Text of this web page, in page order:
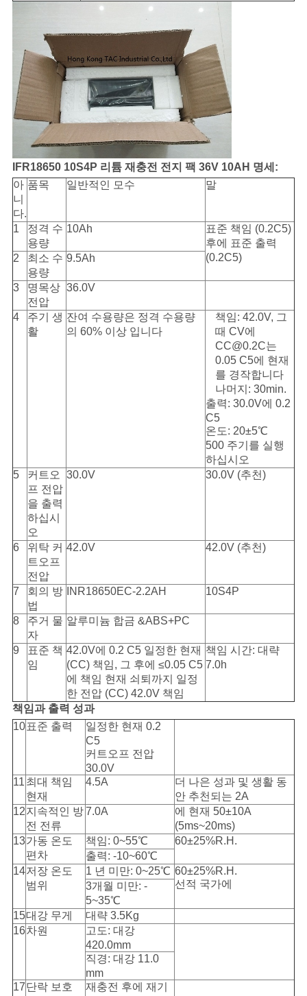
사
이
트
PRIVACY
POLICY
IFR18650 10S4P 리튬 재충전 전지 팩 36V 10AH 명세:
아
니
다.
품목 일반적인 모수 말
1
정격 수
용량
10Ah
표준 책임 (0.2C5)
후에 표준 출력
(0.2C5)
2
최소 수
용량
9.5Ah
3
명목상
전압
36.0V
4
주기 생
활
잔여 수용량은 정격 수용량
의 60% 이상 입니다
책임: 42.0V, 그
때 CV에
CC@0.2C는
0.05 C5에 현재
를 경작합니다
나머지: 30min.
출력: 30.0V에 0.2
C5
온도: 20±5℃
500 주기를 실행
하십시오
5
커트오
프 전압
을 출력
하십시
오
30.0V 30.0V (추천)
6
위탁 커
트오프
전압
42.0V 42.0V (추천)
7
회의 방
법
INR18650EC-2.2AH 10S4P
8
주거 물
자
알루미늄 합금 &ABS+PC
9
표준 책
임
42.0V에 0.2 C5 일정한 현재
(CC) 책임, 그 후에 ≤0.05 C5
에 책임 현재 쇠퇴까지 일정
한 전압 (CC) 42.0V 책임
책임 시간: 대략
7.0h
책임과 출력 성과
10표준 출력
일정한 현재 0.2
C5
커트오프 전압
30.0V
11 최대 책임
현재
4.5A
더 나은 성과 및 생활 동
안 추천되는 2A
12지속적인 방
전 전류
7.0A
에 현재 50±10A
(5ms~20ms)
13가동 온도
편차
책임: 0~55℃
60±25%R.H.
출력: -10~60℃
14저장 온도
범위
1 년 미만: 0~25℃ 60±25%R.H.
선적 국가에
3개월 미만: -
5~35℃
15대강 무게
대략 3.5Kg
16차원
고도: 대강
420.0mm
직경: 대강 11.0
mm
17단락 보호
재충전 후에 재기